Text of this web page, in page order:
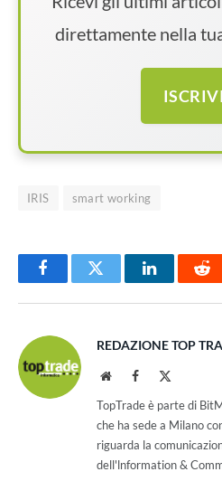
direttamente nella
IRIS smart working
FacebookTwitter LinkedIn
REDAZIONE TOP
WebsiteFacebook
TopTrade è parte di
che ha sede a Milano
riguarda la
dell'lnformation &